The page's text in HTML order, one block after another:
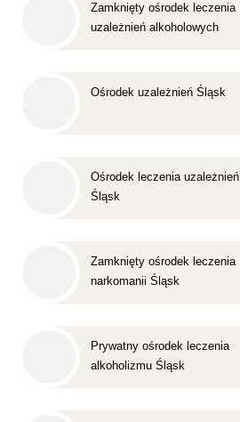
Zamknięty ośrodek leczenia
uzależnień alkoholowych
Ośrodek uzależnień Śląsk
Ośrodek leczenia uzależnień
Śląsk
Zamknięty ośrodek leczenia
narkomanii Śląsk
Prywatny ośrodek leczenia
alkoholizmu Śląsk